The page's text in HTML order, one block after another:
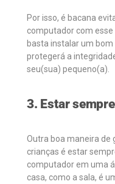
Por isso, é bacana
computador com esse
basta instalar um
protegerá a
seu(sua) pequeno(a).
3. Estar
Outra boa maneira de
crianças é estar
computador em uma
casa, como a sala, é